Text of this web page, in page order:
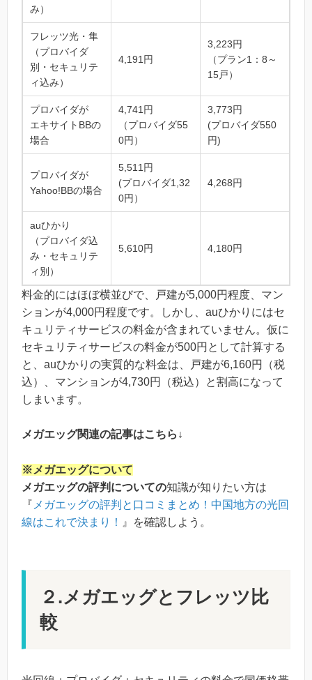
み）
フレッツ光・隼
（プロバイダ
別・セキュリテ
ィ込み）
4,191円
3,223円
（プラン1：8～
15戸）
プロバイダが
エキサイトBBの
場合
4,741円
（プロバイダ55
0円）
3,773円
(プロバイダ550
円)
プロバイダが
Yahoo!BBの場合
5,511円
(プロバイダ1,32
0円）
4,268円
auひかり
（プロバイダ込
み・セキュリテ
ィ別）
5,610円 4,180円
料金的にはほぼ横並びで、戸建が5,000円程度、マン
ションが4,000円程度です。しかし、auひかりにはセ
キュリティサービスの料金が含まれていません。仮に
セキュリティサービスの料金が500円として計算する
と、auひかりの実質的な料金は、戸建が6,160円（税
込）、マンションが4,730円（税込）と割高になって
しまいます。
メガエッグ関連の記事はこちら↓
※メガエッグについて
メガエッグの評判についての知識が知りたい方は
『 メガエッグの評判と口コミまとめ！中国地方の光回
線はこれで決まり！
』を確認しよう。
２.メガエッグとフレッツ比
較